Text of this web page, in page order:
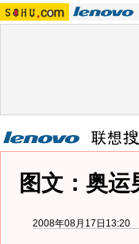
图文：奥运
2008年08月17日13:20